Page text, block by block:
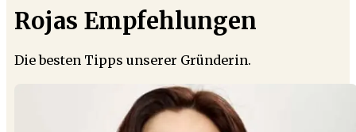
Rojas Empfehlungen
Die besten Tipps unserer Gründerin.